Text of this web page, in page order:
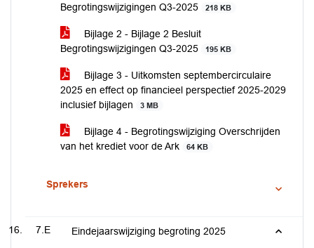
Begrotingswijzigingen Q3-2025
218 KB
Bijlage 2 - Bijlage 2 Besluit
Begrotingswijzigingen Q3-2025
195 KB
Bijlage 3 - Uitkomsten septembercirculaire
2025 en effect op financieel perspectief 2025-2029
inclusief bijlagen
3 MB
Bijlage 4 - Begrotingswijziging Overschrijden
van het krediet voor de Ark
64 KB
Sprekers
7.E Eindejaarswijziging begroting 2025